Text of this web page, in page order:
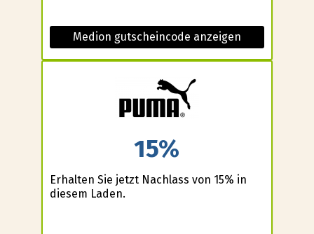
Medion gutscheincode anzeigen
15%
Erhalten Sie jetzt Nachlass von 15% in
diesem Laden.